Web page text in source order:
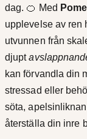
dag. 🍊 Med
upplevelse av ren
utvunnen från
djupt
kan förvandla din
stressad eller
söta,
återställa din inre